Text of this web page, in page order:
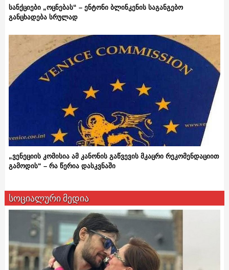
სანქციები „ოცნებას“ – ენტონი ბლინკენის საგანგებო
განცხადება სრულად
„ვენეციის კომისია ამ კანონის გაწვევის მკაცრი რეკომენდაციით
გამოდის“ – რა წერია დასკვნაში
სოციალური მედია